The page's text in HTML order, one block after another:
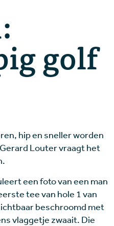
golf
hip en sneller worden
Louter vraagt het
een foto van een man
tee van hole 1 van
beschroomd met
vlaggetje zwaait. Die